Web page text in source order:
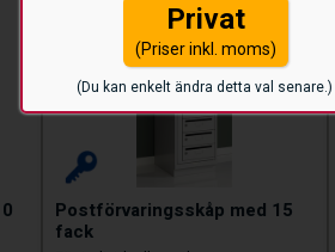
Privat
(Priser inkl. moms)
(Du kan enkelt ändra detta val senare.)
Postförvaringsskåp med 15
fack